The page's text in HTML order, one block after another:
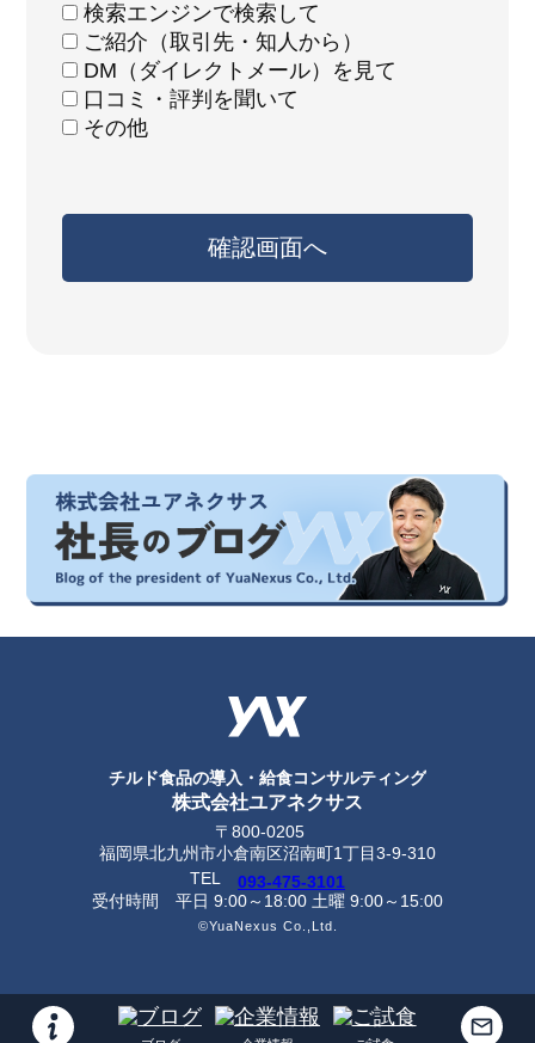
検索エンジンで検索して
ご紹介（取引先・知人から）
DM（ダイレクトメール）を見て
口コミ・評判を聞いて
その他
確認画面へ
チルド食品の導入・給食コンサルティング
株式会社ユアネクサス
〒800-0205
福岡県北九州市小倉南区沼南町1丁目3-9-310
TEL
093-475-3101
受付時間
平日 9:00～18:00 土曜 9:00～15:00
©YuaNexus Co.,Ltd.